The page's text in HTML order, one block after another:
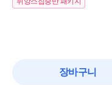
장바구니